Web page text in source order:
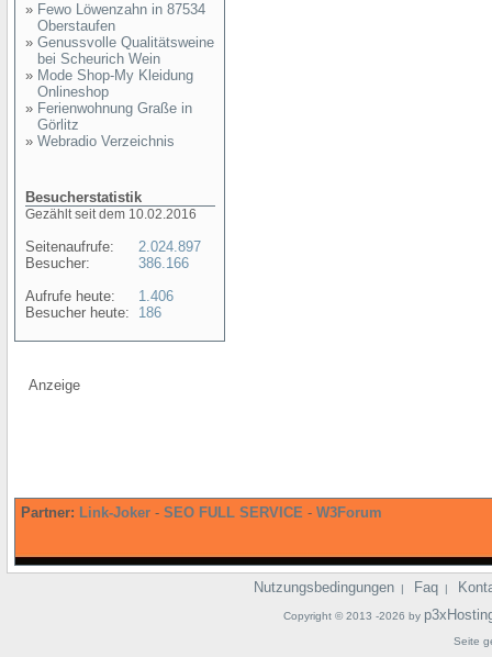
» Fewo Löwenzahn in 87534
Oberstaufen
» Genussvolle Qualitätsweine
bei Scheurich Wein
» Mode Shop-My Kleidung
Onlineshop
» Ferienwohnung Graße in
Görlitz
» Webradio Verzeichnis
Besucherstatistik
Gezählt seit dem 10.02.2016
Seitenaufrufe:
Besucher:
Aufrufe heute:
Besucher heute:
2.024.897
386.166
1.406
186
Anzeige
Partner: Link-Joker - SEO FULL SERVICE - W3Forum
Nutzungsbedingungen | Faq |
Copyright © 2013 -2026 by
Seite